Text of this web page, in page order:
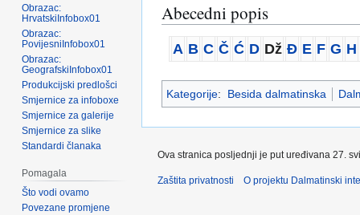
Abecedni popis
A B C Č Ć D Dž Đ E F G H
Kategorije: Besida dalmatinska
Obrazac:
HrvatskiInfobox01
Obrazac:
PovijesniInfobox01
Obrazac:
GeografskiInfobox01
Produkcijski predlošci
Smjernice za infoboxe
Smjernice za galerije
Smjernice za slike
Standardi članaka
Pomagala
Što vodi ovamo
Povezane promjene
Ova stranica posljednji je put uređivana 27.
Zaštita privatnosti O projektu Dalmatinski